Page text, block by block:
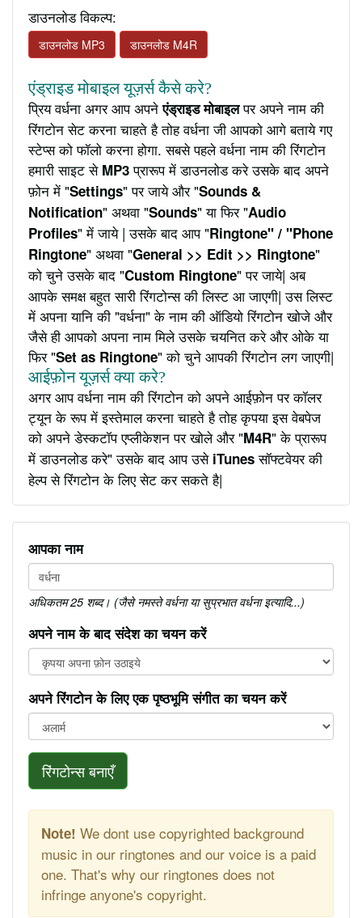
डाउनलोड विकल्प:
डाउनलोड MP3 डाउनलोड M4R
एंड्राइड मोबाइल यूज़र्स कैसे करे?
प्रिय वर्धना अगर आप अपनेएंड्राइड मोबाइलपर अपने नाम की
रिंगटोन सेट करना चाहते है तोह वर्धना जी आपको आगे बताये गए
स्टेप्स को फॉलो करना होगा. सबसे पहले वर्धना नाम की रिंगटोन
हमारी साइट से MP3प्रारूप में डाउनलोड करे उसके बाद अपने
फ़ोन में "Settings" पर जाये और "Sounds &
Notification" अथवा "Sounds" या फिर "Audio
Profiles" में जाये | उसके बाद आप "Ringtone" / "Phone
Ringtone" अथवा "General >> Edit >> Ringtone"
को चुने उसके बाद "Custom Ringtone" पर जाये| अब
आपके समक्ष बहुत सारी रिंगटोन्स की लिस्ट आ जाएगी| उस लिस्ट
में अपना यानि की "वर्धना" के नाम की ऑडियो रिंगटोन खोजे और
जैसे ही आपको अपना नाम मिले उसके चयनित करे और ओके या
फिर "Set as Ringtone" को चुने आपकी रिंगटोन लग जाएगी|
आईफ़ोन यूज़र्स क्या करे?
अगर आप वर्धना नाम की रिंगटोन को अपने आईफ़ोन पर कॉलर
ट्यून के रूप में इस्तेमाल करना चाहते है तोह कृपया इस वेबपेज
को अपने डेस्कटॉप एप्लीकेशन पर खोले और "M4R" के प्रारूप
में डाउनलोड करे" उसके बाद आप उसे iTunesसॉफ्टवेयर की
हेल्प से रिंगटोन के लिए सेट कर सकते है|
आपका नाम
अधिकतम 25 शब्द। (जैसे नमस्ते वर्धना या सुप्रभात वर्धना इत्यादि...)
अपने नाम के बाद संदेश का चयन करें
अपने रिंगटोन के लिए एक पृष्ठभूमि संगीत का चयन करें
रिंगटोन्स बनाएँ
Note! We dont use copyrighted background
music in our ringtones and our voice is a paid
one. That's why our ringtones does not
infringe anyone's copyright.